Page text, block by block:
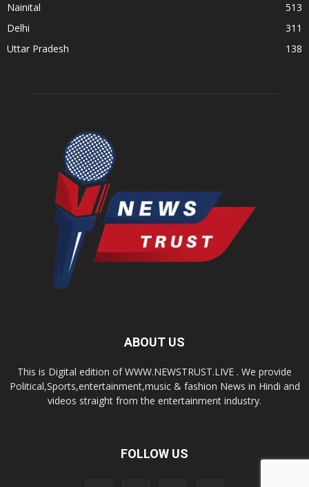
Nainital
513
Delhi
311
Uttar Pradesh
138
ABOUT US
This is Digital edition of WWW.NEWSTRUST.LIVE . We provide
Political,Sports,entertainment,music & fashion News in Hindi and
videos straight from the entertainment industry.
FOLLOW US